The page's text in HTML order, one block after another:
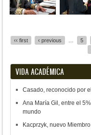
‹‹ first ‹ previous 5
VIDA ACADÉMICA
Casado, reconocido por
Ana María Gil, entre el
mundo
Kacprzyk, nuevo